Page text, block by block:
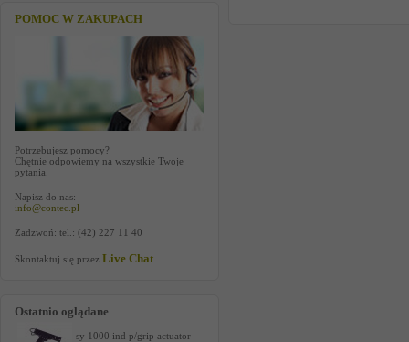
POMOC W ZAKUPACH
Potrzebujesz pomocy?
Chętnie odpowiemy na wszystkie Twoje
pytania.
Napisz do nas:
info@contec.pl
Zadzwoń: tel.: (42) 227 11 40
Skontaktuj się przez Live Chat
Ostatnio oglądane
sy 1000 ind p/grip actuator